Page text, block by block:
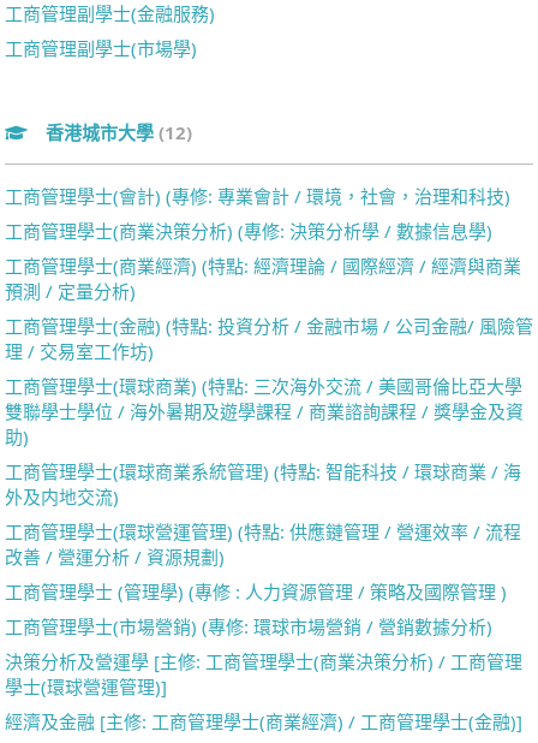
工商管理副學士(金融服務)
工商管理副學士(市場學)
香港城市大學 (12)
工商管理學士(會計) (專修: 專業會計 / 環境，社會，治理和科技)
工商管理學士(商業決策分析) (專修: 決策分析學 / 數據信息學)
工商管理學士(商業經濟) (特點: 經濟理論 / 國際經濟 / 經濟與商業
預測 / 定量分析)
工商管理學士(金融) (特點: 投資分析 / 金融市場 / 公司金融/ 風險管
理 / 交易室工作坊)
工商管理學士(環球商業) (特點: 三次海外交流 / 美國哥倫比亞大學
雙聯學士學位 / 海外暑期及遊學課程 / 商業諮詢課程 / 獎學金及資
助)
工商管理學士(環球商業系統管理) (特點: 智能科技 / 環球商業 / 海
外及内地交流)
工商管理學士(環球營運管理) (特點: 供應鏈管理 / 營運效率 / 流程
改善 / 營運分析 / 資源規劃)
工商管理學士 (管理學) (專修 : 人力資源管理 / 策略及國際管理 )
工商管理學士(市場營銷) (專修: 環球市場營銷 / 營銷數據分析)
決策分析及營運學 [主修: 工商管理學士(商業決策分析) / 工商管理
學士(環球營運管理)]
經濟及金融 [主修: 工商管理學士(商業經濟) / 工商管理學士(金融)]